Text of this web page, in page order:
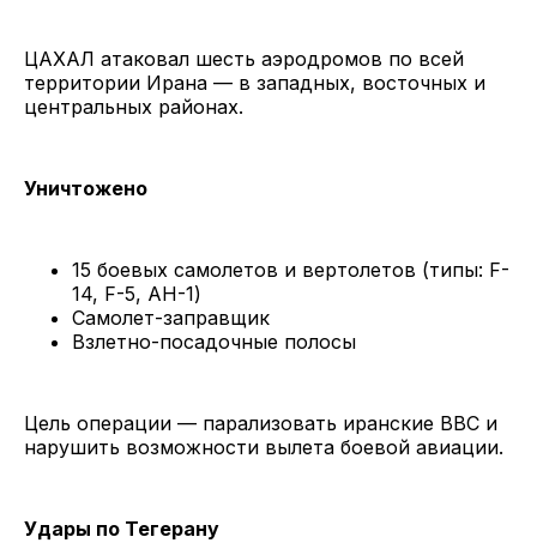
ЦАХАЛ атаковал шесть аэродромов по всей
территории Ирана — в западных, восточных и
центральных районах.
Уничтожено
15 боевых самолетов и вертолетов (типы: F-
14, F-5, AH-1)
Самолет-заправщик
Взлетно-посадочные полосы
Цель операции — парализовать иранские ВВС и
нарушить возможности вылета боевой авиации.
Удары по Тегерану